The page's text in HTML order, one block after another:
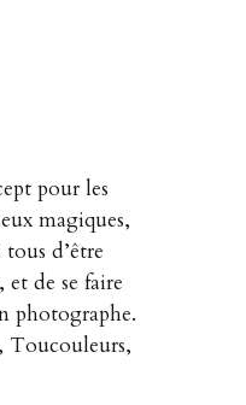
pour les
magiques,
d’être
de se faire
photographe.
Toucouleurs,